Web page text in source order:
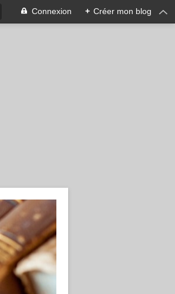
Connexion + Créer mon blog